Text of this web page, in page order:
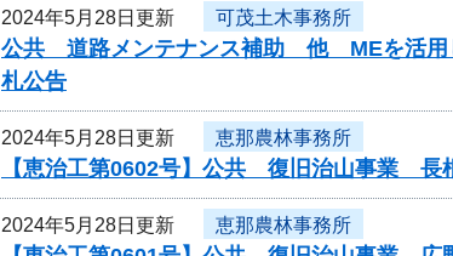
2024年5月28日更新 可茂土木事務所
公共 道路メンテナンス補助 他 MEを活用
札公告
2024年5月28日更新 恵那農林事務所
【恵治工第0602号】公共 復旧治山事業 長
2024年5月28日更新 恵那農林事務所